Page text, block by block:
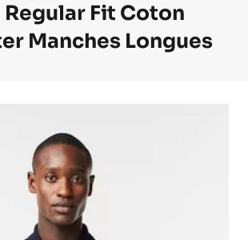
Regular Fit Coton
Manches Longues